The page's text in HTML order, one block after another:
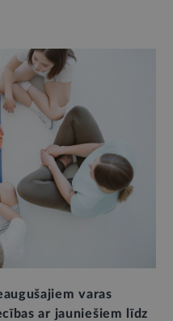
varas
ar jauniešiem līdz